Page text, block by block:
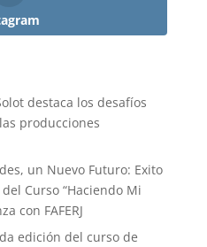
destaca los desafíos
producciones
un Nuevo Futuro: Exito
Curso “Haciendo Mi
con FAFERJ
edición del curso de